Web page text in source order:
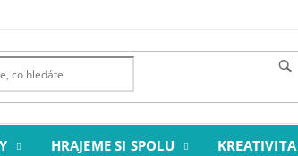
HRAJEME SI SPOLU KREATIVITA